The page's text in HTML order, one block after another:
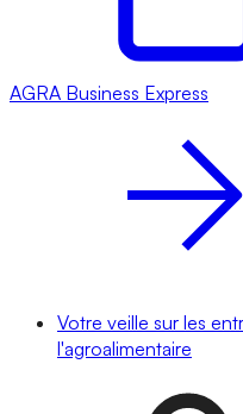
AGRA Business Express
Votre veille sur les
l'agroalimentaire